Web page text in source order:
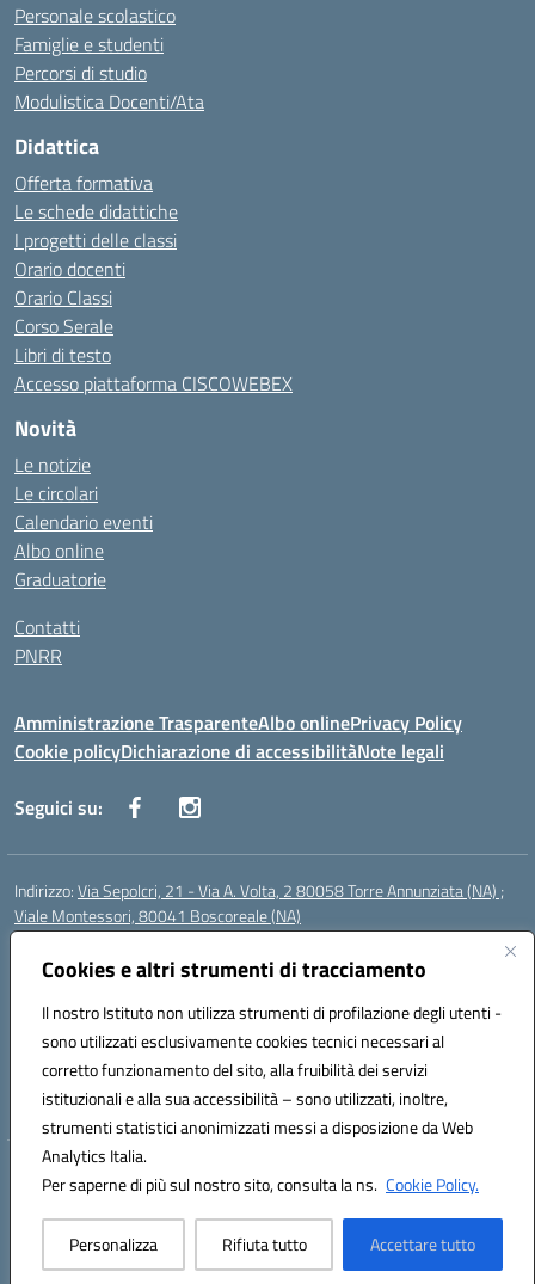
Cookies e altri strumenti di tracciamento
Il nostro Istituto non utilizza strumenti di profilazione degli utenti -
sono utilizzati esclusivamente cookies tecnici necessari al
corretto funzionamento del sito, alla fruibilità dei servizi
istituzionali e alla sua accessibilità – sono utilizzati, inoltre,
strumenti statistici anonimizzati messi a disposizione da Web
Analytics Italia.
Per saperne di più sul nostro sito, consulta la ns. Cookie Policy.
Personalizza Rifiuta tutto Accettare tutto
Personale scolastico
Famiglie e studenti
Percorsi di studio
Modulistica Docenti/Ata
Didattica
Offerta formativa
Le schede didattiche
I progetti delle classi
Orario docenti
Orario Classi
Corso Serale
Libri di testo
Accesso piattaforma CISCOWEBEX
Novità
Le notizie
Le circolari
Calendario eventi
Albo online
Graduatorie
Contatti
PNRR
Amministrazione TrasparenteAlbo onlinePrivacy Policy
Cookie policyDichiarazione di accessibilitàNote legali
Seguici su:
Indirizzo:Via Sepolcri, 21 - Via A. Volta, 2 80058 Torre Annunziata (NA) ;
Viale Montessori, 80041 Boscoreale (NA)
Centralino:
Posta elettronica certificata (PEC):nais04100b@pec.istruzione.it
Codice fiscale: 82008750638
Codice meccanografico:NAIS04100B
Codice Indice delle Pubbliche Amministrazioni (IPA): istsc_nais04100b
Codice unico di fatturazione (CUF): UFELOU
Hosting & Powered by 3D Solution S.r.l.
Concept & Design by Designers Italia